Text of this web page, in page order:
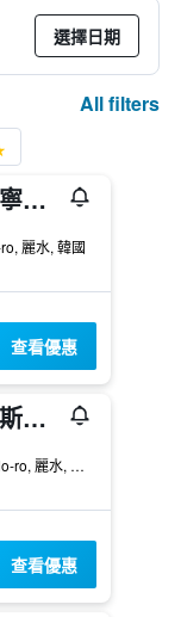
選擇日期
All filters
麗水索諾寧靜渡假村
麗水, 韓國
查看優惠
麗水威尼斯度假村酒店
61-13, Odongdo-ro, 麗水, 韓國
查看優惠